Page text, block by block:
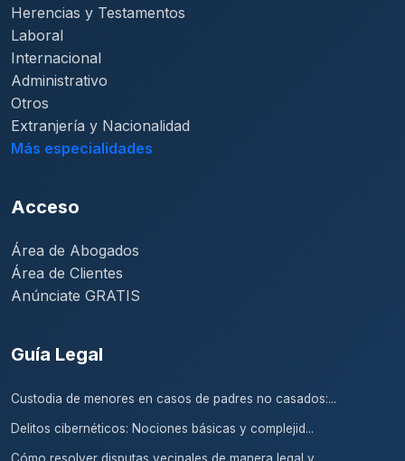
Herencias y Testamentos
Laboral
Internacional
Administrativo
Otros
Extranjería y Nacionalidad
Más especialidades
Acceso
Área de Abogados
Área de Clientes
Anúnciate GRATIS
Guía Legal
Custodia de menores en casos de padres no casados:...
Delitos cibernéticos: Nociones básicas y complejid...